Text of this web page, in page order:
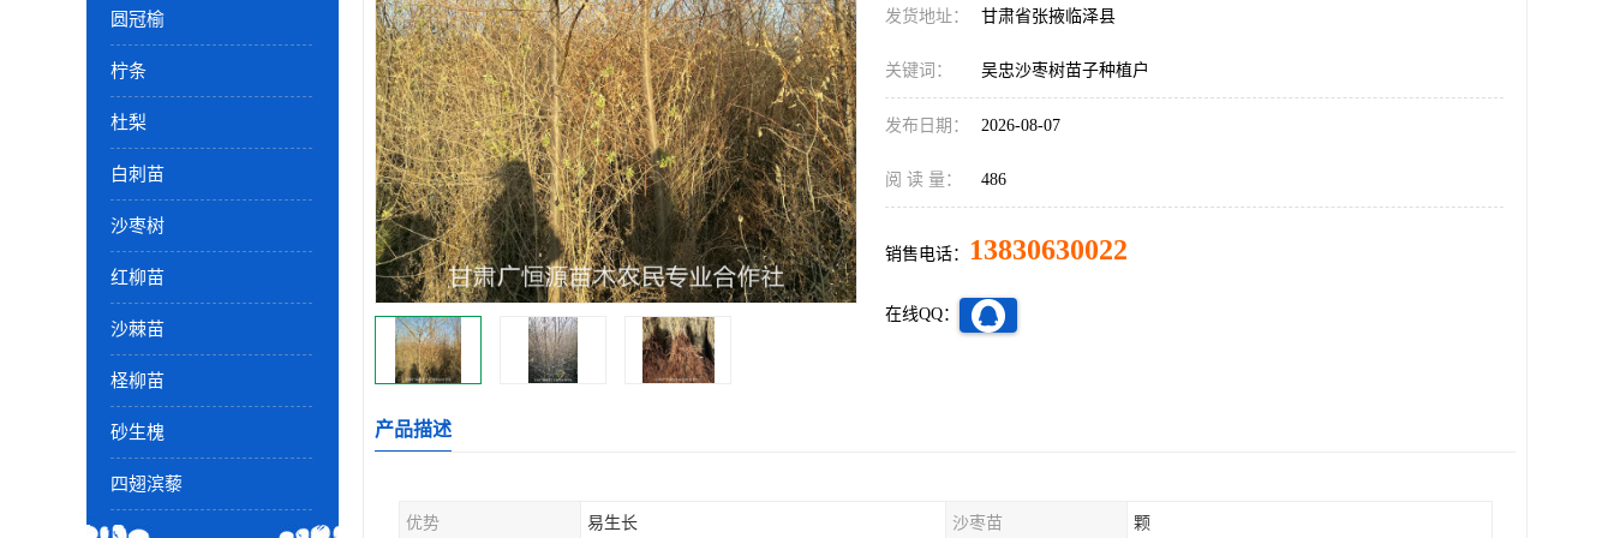
圆冠榆
柠条
杜梨
白刺苗
沙枣树
红柳苗
沙棘苗
柽柳苗
砂生槐
四翅滨藜
发货地址： 甘肃省张掖临泽县
关键词： 吴忠沙枣树苗子种植户
发布日期： 2026-08-07
阅 读 量： 486
销售电话： 13830630022
在线QQ：
产品描述
优势 易生长 沙枣苗 颗